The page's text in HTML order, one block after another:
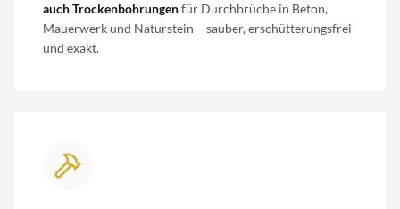
auch Trockenbohrungenfür Durchbrüche in Beton,
Mauerwerk und Naturstein – sauber, erschütterungsfrei
und exakt.